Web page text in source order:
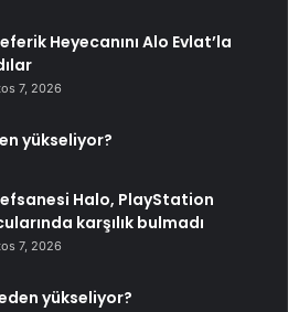
Heyecanını Alo Evlat’la
7, 2026
yükseliyor?
Halo, PlayStation
karşılık bulmadı
7, 2026
yükseliyor?